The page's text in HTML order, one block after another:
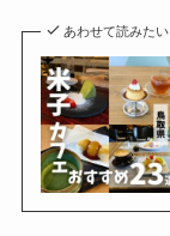
あわせて読みたい